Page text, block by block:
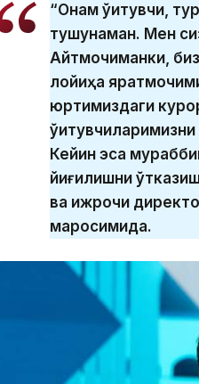
“Онам ўқитувчи,
тушунаман. Мен
Айтмоқчиманки,
лойиҳа
юртимиздаги
Кейин эса
йиғилишни
ва ижрочи
маросимида.